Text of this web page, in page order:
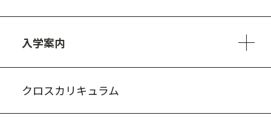
入学案内
クロスカリキュラム